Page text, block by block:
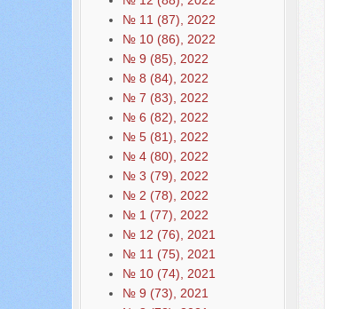
№ 11 (87), 2022
№ 10 (86), 2022
№ 9 (85), 2022
№ 8 (84), 2022
№ 7 (83), 2022
№ 6 (82), 2022
№ 5 (81), 2022
№ 4 (80), 2022
№ 3 (79), 2022
№ 2 (78), 2022
№ 1 (77), 2022
№ 12 (76), 2021
№ 11 (75), 2021
№ 10 (74), 2021
№ 9 (73), 2021